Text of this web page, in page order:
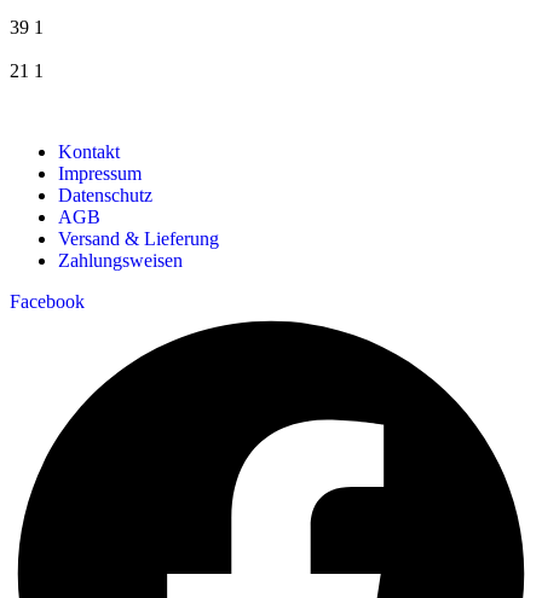
39 1
21 1
Kontakt
Impressum
Datenschutz
AGB
Versand & Lieferung
Zahlungsweisen
Facebook